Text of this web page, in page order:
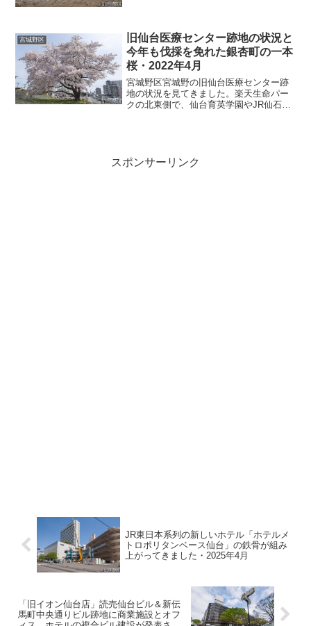
設して2019年に移転、旧...
宮城野区
旧仙台医療センター跡地の状況と
今年も伐採を免れた銀杏町の一本
桜・2022年4月
宮城野区宮城野の旧仙台医療センター跡
地の状況を見てきました。楽天生命パー
クの北東側で、仙台育英学園やJR仙石線
スポンサーリンク
JR東日本系列の新しいホテル「ホテルメ
トロポリタンベース仙台」の鉄骨が組み
上がってきました・2025年4月
「旧イオン仙台店」読売仙台ビル＆新伝
馬町中央通りビル跡地に商業施設とオフ